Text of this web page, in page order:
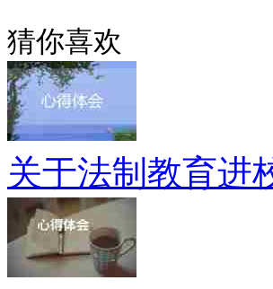
猜你喜欢
关于法制教育进